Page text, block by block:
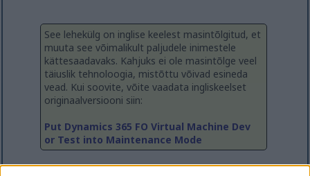
See lehekülg on inglise keelest masintõlgitud, et
muuta see võimalikult paljudele inimestele
kättesaadavaks. Kahjuks ei ole masintõlge veel
täiuslik tehnoloogia, mistõttu võivad esineda
vead. Kui soovite, võite vaadata ingliskeelset
originaalversiooni siin:
Put Dynamics 365 FO Virtual Machine Dev
or Test into Maintenance Mode